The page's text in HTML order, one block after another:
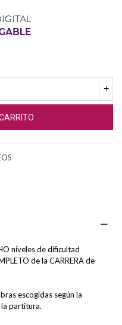
+
niveles de dificultad
de la CARRERA de
escogidas según la
partitura.